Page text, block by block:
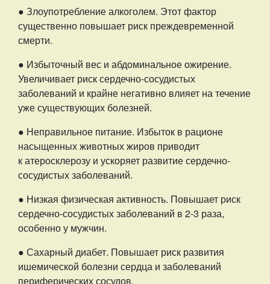
● Злоупотребление алкоголем. Этот фактор
существенно повышает риск преждевременной
смерти.
● Избыточный вес и абдоминальное ожирение.
Увеличивает риск сердечно-сосудистых
заболеваний и крайне негативно влияет на течение
уже существующих болезней.
● Неправильное питание. Избыток в рационе
насыщенных животных жиров приводит
к атеросклерозу и ускоряет развитие сердечно-
сосудистых заболеваний.
● Низкая физическая активность. Повышает риск
сердечно-сосудистых заболеваний в 2-3 раза,
особенно у мужчин.
● Сахарный диабет. Повышает риск развития
ишемической болезни сердца и заболеваний
периферических сосудов.